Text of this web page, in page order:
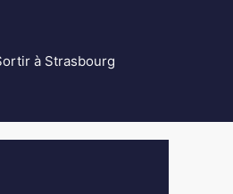
à Strasbourg